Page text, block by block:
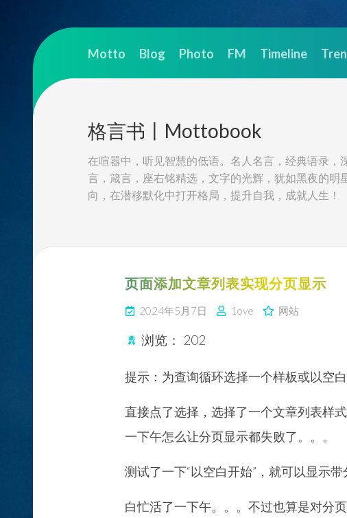
content
Motto Blog Photo FM Timeline
格言书丨Mottobook
在喧嚣中，听见智慧的低语。名人名言，经典语录，
言，箴言，座右铭精选，文字的光辉，犹如黑夜的明
向，在潜移默化中打开格局，提升自我，成就人生！
页面添加文章列表实现分页显示
2024年5月7日 1ove 网站
浏览： 202
提示：为查询循环选择一个样板或以空白
直接点了选择，选择了一个文章列表样
一下午怎么让分页显示都失败了。。。
测试了一下“以空白开始”，就可以显示带
白忙活了一下午。。。不过也算是对分